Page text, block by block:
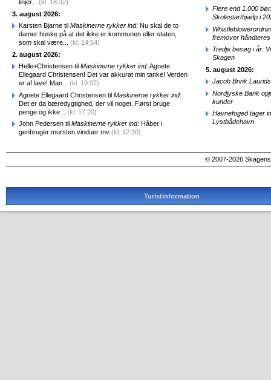
linjer... (kl. 18:32)
3. august 2026:
Karsten Bjarne til Maskinerne rykker ind: Nu skal de to
damer huske på at det ikke er kommunen eller staten,
som skal være... (kl. 14:54)
2. august 2026:
Helle+Christensen til Maskinerne rykker ind: Agnete
Ellegaard Christensen! Det var akkurat min tanke! Verden
er af lave! Man... (kl. 19:07)
Agnete Ellegaard Christensen til Maskinerne rykker ind:
Det er da bæredygtighed, der vil noget. Først bruge
penge og ikke... (kl. 17:20)
John Pedersen til Maskinerne rykker ind: Håber i
genbruger mursten,vinduer mv (kl. 12:30)
Flere end 1.000
Skolestarthjælp i
fremover
Tredje besøg i år:
Skagen
5. august 2026:
Jacob Brink
Nordjyske Bank
kunder
Havnefoged tager
Lystbådehavn
© 2007-2026
Turistinformation